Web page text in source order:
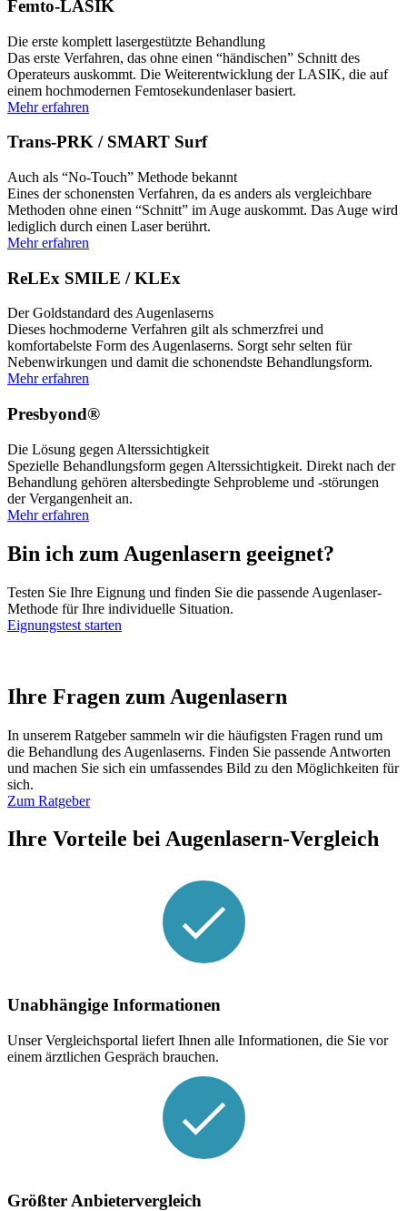
Femto-LASIK
Die erste komplett lasergestützte Behandlung
Das erste Verfahren, das ohne einen “händischen” Schnitt des
Operateurs auskommt. Die Weiterentwicklung der LASIK, die auf
einem hochmodernen Femtosekundenlaser basiert.
Mehr erfahren
Trans-PRK / SMART Surf
Auch als “No-Touch” Methode bekannt
Eines der schonensten Verfahren, da es anders als vergleichbare
Methoden ohne einen “Schnitt” im Auge auskommt. Das Auge wird
lediglich durch einen Laser berührt.
Mehr erfahren
ReLEx SMILE / KLEx
Der Goldstandard des Augenlaserns
Dieses hochmoderne Verfahren gilt als schmerzfrei und
komfortabelste Form des Augenlaserns. Sorgt sehr selten für
Nebenwirkungen und damit die schonendste Behandlungsform.
Mehr erfahren
Presbyond®
Die Lösung gegen Alterssichtigkeit
Spezielle Behandlungsform gegen Alterssichtigkeit. Direkt nach der
Behandlung gehören altersbedingte Sehprobleme und -störungen
der Vergangenheit an.
Mehr erfahren
Bin ich zum Augenlasern geeignet?
Testen Sie Ihre Eignung und finden Sie die passende Augenlaser-
Methode für Ihre individuelle Situation.
Eignungstest starten
Ihre Fragen zum Augenlasern
In unserem Ratgeber sammeln wir die häufigsten Fragen rund um
die Behandlung des Augenlaserns. Finden Sie passende Antworten
und machen Sie sich ein umfassendes Bild zu den Möglichkeiten für
sich.
Zum Ratgeber
Ihre Vorteile bei Augenlasern-Vergleich
Unabhängige Informationen
Unser Vergleichsportal liefert Ihnen alle Informationen, die Sie vor
einem ärztlichen Gespräch brauchen.
Größter Anbietervergleich